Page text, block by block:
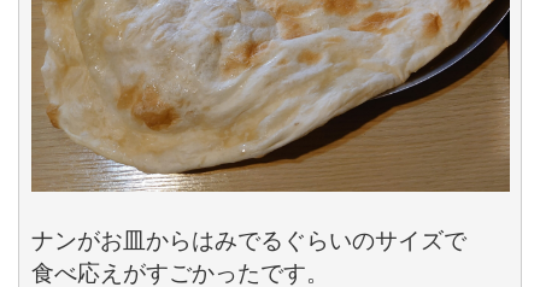
ナンがお皿からはみでるぐらいのサイズで
食べ応えがすごかったです。